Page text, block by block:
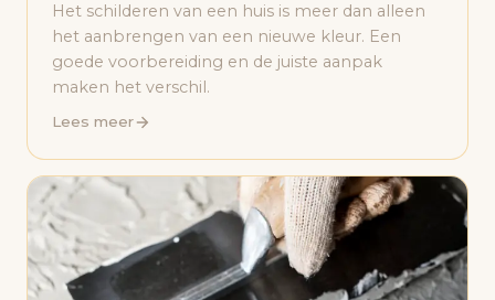
Het schilderen van een huis is meer dan alleen
het aanbrengen van een nieuwe kleur. Een
goede voorbereiding en de juiste aanpak
maken het verschil.
Lees meer